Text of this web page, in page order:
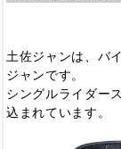
土佐ジャンは、バ
ジャンです。
シングルライダー
込まれています。